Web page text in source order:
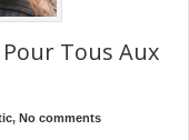
Pour Tous Aux
, No comments